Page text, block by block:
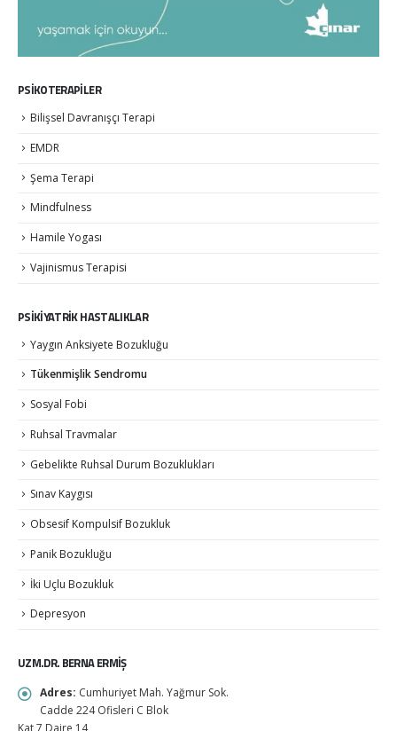
PSİKOTERAPİLER
Bilişsel Davranışçı Terapi
EMDR
Şema Terapi
Mindfulness
Hamile Yogası
Vajinismus Terapisi
PSİKİYATRİK HASTALIKLAR
Yaygın Anksiyete Bozukluğu
Tükenmişlik Sendromu
Sosyal Fobi
Ruhsal Travmalar
Gebelikte Ruhsal Durum Bozuklukları
Sınav Kaygısı
Obsesif Kompulsif Bozukluk
Panik Bozukluğu
İki Uçlu Bozukluk
Depresyon
UZM.DR. BERNA ERMİŞ
Adres: Cumhuriyet Mah. Yağmur Sok.
Cadde 224 Ofisleri C Blok
Kat 7 Daire 14